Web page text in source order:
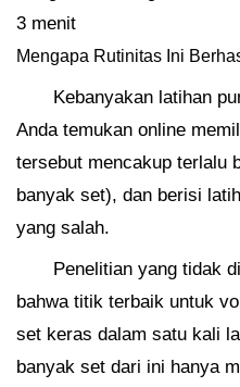
3 menit
Mengapa Rutinitas Ini
Kebanyakan latihan
Anda temukan online
tersebut mencakup terlalu
banyak set), dan berisi
yang salah.
Penelitian yang tidak
bahwa titik terbaik untuk
set keras dalam satu kali
banyak set dari ini hanya